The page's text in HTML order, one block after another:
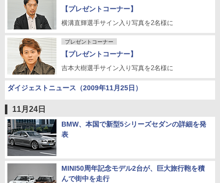
【プレゼントコーナー】
横溝直輝選手サイン入り写真を2名様に
プレゼントコーナー
【プレゼントコーナー】
吉本大樹選手サイン入り写真を2名様に
ダイジェストニュース（2009年11月25日）
11月24日
BMW、本国で新型5シリーズセダンの詳細を発
表
MINI50周年記念モデル2台が、巨大旅行鞄を積
んで街中を走行